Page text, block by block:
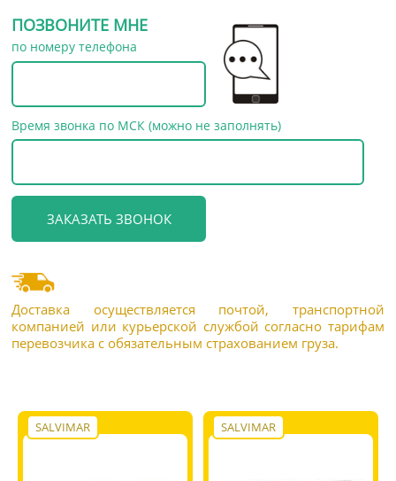
ПОЗВОНИТЕ МНЕ
по номеру телефона
Время звонка по МСК (можно не заполнять)
Доставка осуществляется почтой, транспортной
компанией или курьерской службой согласно тарифам
перевозчика с обязательным страхованием груза.
SALVIMAR SALVIMAR